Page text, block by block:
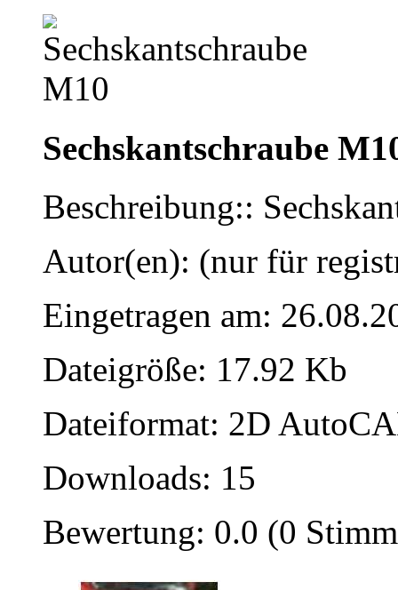
Sechskantschraube
Beschreibung::
Autor(en): (nur für
Eingetragen am:
Dateigröße: 17.92 Kb
Dateiformat: 2D
Downloads: 15
Bewertung: 0.0 (0